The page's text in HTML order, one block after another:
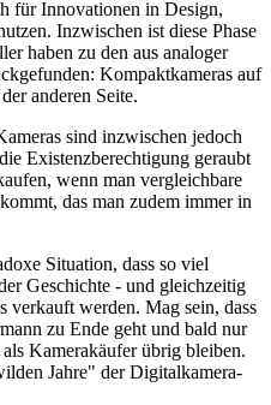
für Innovationen in Design,
Inzwischen ist diese Phase
haben zu den aus analoger
Kompaktkameras auf
anderen Seite.
sind inzwischen jedoch
Existenzberechtigung geraubt
wenn man vergleichbare
das man zudem immer in
Situation, dass so viel
Geschichte - und gleichzeitig
werden. Mag sein, dass
zu Ende geht und bald nur
Kamerakäufer übrig bleiben.
Jahre" der Digitalkamera-